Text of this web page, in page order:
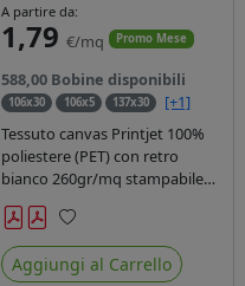
A partire da:
1,79 €/mq Promo Mese
588,00 Bobine disponibili
106x30 106x5 137x30
[+1]
Tessuto canvas Printjet 100%
poliestere (PET) con retro
bianco 260gr/mq stampabile
con inchiostri solvente,
ecosolvente, uv e latex.
Preferiti
Aggiungi al Carrello